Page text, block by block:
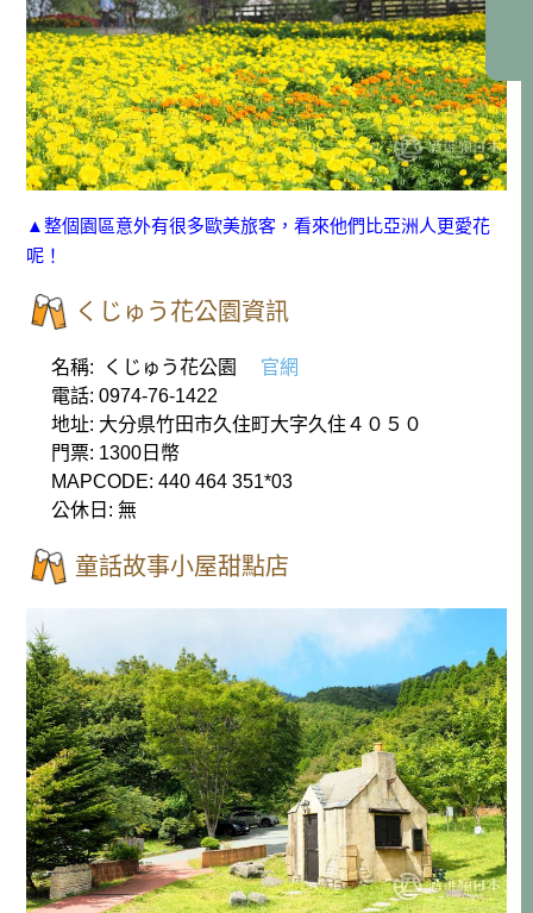
▲整個園區意外有很多歐美旅客，看來他們比亞洲人更愛花
呢！
くじゅう花公園資訊
名稱: くじゅう花公園 官網
電話: 0974-76-1422
地址: 大分県竹田市久住町大字久住４０５０
門票: 1300日幣
MAPCODE: 440 464 351*03
公休日: 無
童話故事小屋甜點店